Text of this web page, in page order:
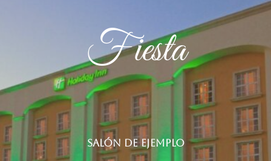
Fiesta
Salón de ejemplo